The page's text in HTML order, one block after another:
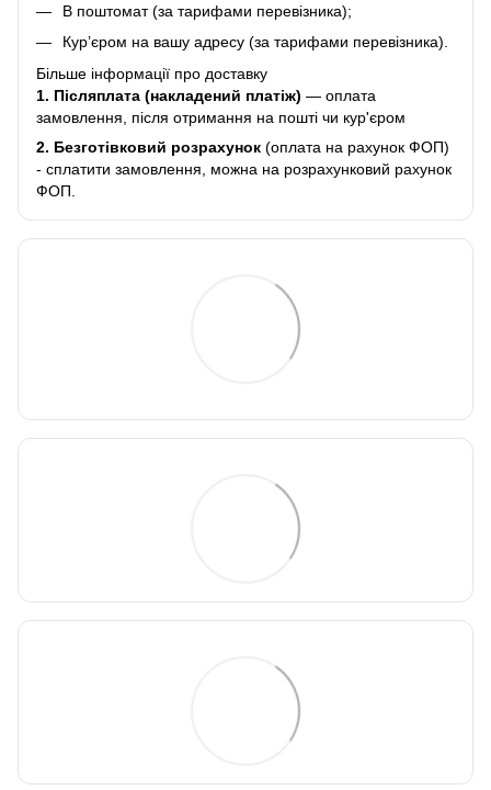
В поштомат (за тарифами перевізника);
Кур’єром на вашу адресу (за тарифами перевізника).
Більше інформації про доставку
1. Післяплата (накладений платіж) — оплата
замовлення, після отримання на пошті чи кур'єром
2. Безготівковий розрахунок (оплата на рахунок ФОП)
- сплатити замовлення, можна на розрахунковий рахунок
ФОП.